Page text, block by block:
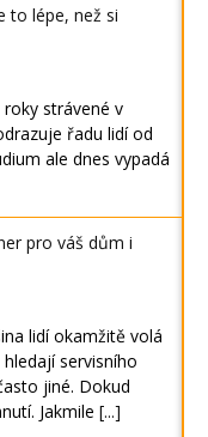
to lépe, než si
strávené v
řadu lidí od
ale dnes vypadá
pro váš dům i
lidí okamžitě volá
servisního
jiné. Dokud
Jakmile [...]